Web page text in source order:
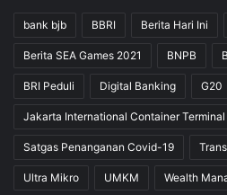
bank bjb BBRI Berita Hari Ini
Berita SEA Games 2021 BNPB
BRI Peduli Digital Banking G20
Jakarta International Container Terminal
Satgas Penanganan Covid-19
Ultra Mikro UMKM Wealth